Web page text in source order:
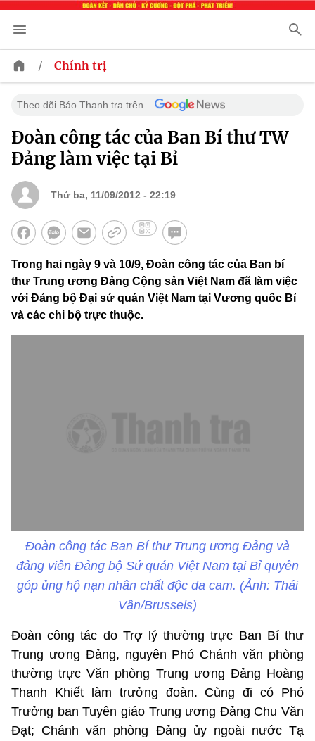
/ Chính trị
Theo dõi Báo Thanh tra trên
Đoàn công tác của Ban Bí thư TW
Đảng làm việc tại Bỉ
Thứ ba, 11/09/2012 - 22:19
Trong hai ngày 9 và 10/9, Đoàn công tác của Ban bí
thư Trung ương Đảng Cộng sản Việt Nam đã làm việc
với Đảng bộ Đại sứ quán Việt Nam tại Vương quốc Bỉ
và các chi bộ trực thuộc.
Đoàn công tác Ban Bí thư Trung ương Đảng và
đảng viên Đảng bộ Sứ quán Việt Nam tại Bỉ quyên
góp ủng hộ nạn nhân chất độc da cam. (Ảnh: Thái
Vân/Brussels)
Đoàn công tác do Trợ lý thường trực Ban Bí thư
Trung ương Đảng, nguyên Phó Chánh văn phòng
thường trực Văn phòng Trung ương Đảng Hoàng
Thanh Khiết làm trưởng đoàn. Cùng đi có Phó
Trưởng ban Tuyên giáo Trung ương Đảng Chu Văn
Đạt; Chánh văn phòng Đảng ủy ngoài nước Tạ